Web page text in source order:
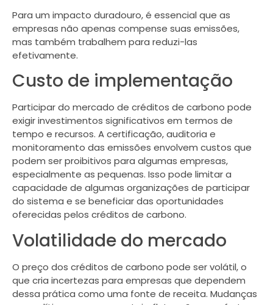
Para um impacto duradouro, é essencial que as
empresas não apenas compense suas emissões,
mas também trabalhem para reduzi-las
efetivamente.
Custo de implementação
Participar do mercado de créditos de carbono pode
exigir investimentos significativos em termos de
tempo e recursos. A certificação, auditoria e
monitoramento das emissões envolvem custos que
podem ser proibitivos para algumas empresas,
especialmente as pequenas. Isso pode limitar a
capacidade de algumas organizações de participar
do sistema e se beneficiar das oportunidades
oferecidas pelos créditos de carbono.
Volatilidade do mercado
O preço dos créditos de carbono pode ser volátil, o
que cria incertezas para empresas que dependem
dessa prática como uma fonte de receita. Mudanças